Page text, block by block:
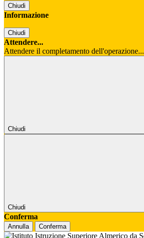
Chiudi
Informazione
Chiudi
Attendere...
Attendere il completamento dell'operazione...
Chiudi
Chiudi
Conferma
Annulla Conferma